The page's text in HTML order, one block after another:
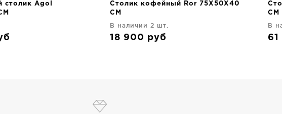
столик Agol
Столик кофейный Ror 75X50X40
CM
В наличии 2 шт.
18 900 руб
CM
В